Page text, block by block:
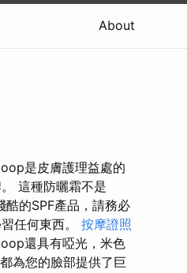
About
是皮膚護理益處的
這種防曬霜不是
的SPF產品，請務必
任何東西。 按摩證照
還具有啞光，米色
為您的臉部提供了巨